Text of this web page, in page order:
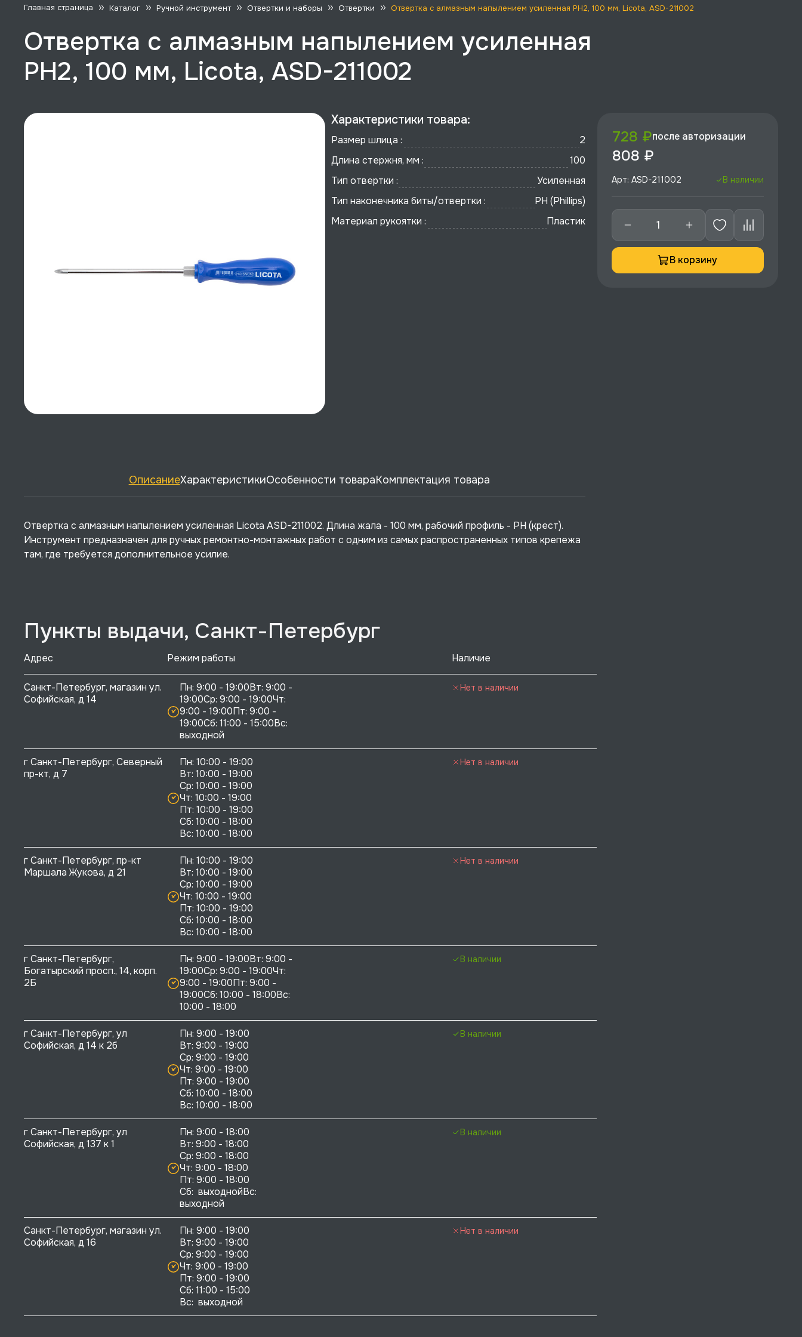
Главная страница Каталог Ручной инструмент Отвертки и наборы Отвертки Отвертка с алмазным напылением усиленная PH2, 100 мм, Licota, ASD-211002
Отвертка с алмазным напылением усиленная
PH2, 100 мм, Licota, ASD-211002
Характеристики товара:
Размер шлица :
2
Длина стержня, мм :
100
Тип отвертки :
Усиленная
Тип наконечника биты/отвертки :
PH (Phillips)
Материал рукоятки :
Пластик
ОписаниеХарактеристикиОсобенности товараКомплектация товара
Отвертка с алмазным напылением усиленная Licota ASD-211002. Длина жала - 100 мм, рабочий профиль - PH (крест).
Инструмент предназначен для ручных ремонтно-монтажных работ с одним из самых распространенных типов крепежа
там, где требуется дополнительное усилие.
Пункты выдачи, Санкт-Петербург
Адрес Режим работы Наличие
Санкт-Петербург, магазин ул.
Софийская, д 14
Пн: 9:00 - 19:00Вт: 9:00 -
19:00Ср: 9:00 - 19:00Чт:
9:00 - 19:00Пт: 9:00 -
19:00Сб: 11:00 - 15:00Вс:
выходной
Нет в наличии
г Санкт-Петербург, Северный
пр-кт, д 7
Пн: 10:00 - 19:00
Вт: 10:00 - 19:00
Ср: 10:00 - 19:00
Чт: 10:00 - 19:00
Пт: 10:00 - 19:00
Сб: 10:00 - 18:00
Нет в наличии
г Санкт-Петербург, пр-кт
Маршала Жукова, д 21
Пн: 10:00 - 19:00
Вт: 10:00 - 19:00
Ср: 10:00 - 19:00
Чт: 10:00 - 19:00
Пт: 10:00 - 19:00
Сб: 10:00 - 18:00
Нет в наличии
г Санкт-Петербург,
Богатырский просп., 14, корп.
2Б
Пн: 9:00 - 19:00Вт: 9:00 -
19:00Ср: 9:00 - 19:00Чт:
9:00 - 19:00Пт: 9:00 -
19:00Сб: 10:00 - 18:00Вс:
10:00 - 18:00
В наличии
г Санкт-Петербург, ул
Софийская, д 14 к 2б
Пн: 9:00 - 19:00
Вт: 9:00 - 19:00
Ср: 9:00 - 19:00
Чт: 9:00 - 19:00
Пт: 9:00 - 19:00
Сб: 10:00 - 18:00
В наличии
г Санкт-Петербург, ул
Софийская, д 137 к 1
Пн: 9:00 - 18:00
Вт: 9:00 - 18:00
Ср: 9:00 - 18:00
Чт: 9:00 - 18:00
Пт: 9:00 - 18:00
Сб:  выходнойВс:
выходной
В наличии
Санкт-Петербург, магазин ул.
Софийская, д 16
Пн: 9:00 - 19:00
Вт: 9:00 - 19:00
Ср: 9:00 - 19:00
Чт: 9:00 - 19:00
Пт: 9:00 - 19:00
Сб: 11:00 - 15:00
Вс:  выходной
Нет в наличии
728 ₽после авторизации
808 ₽
Арт: ASD-211002 В наличии
В корзину